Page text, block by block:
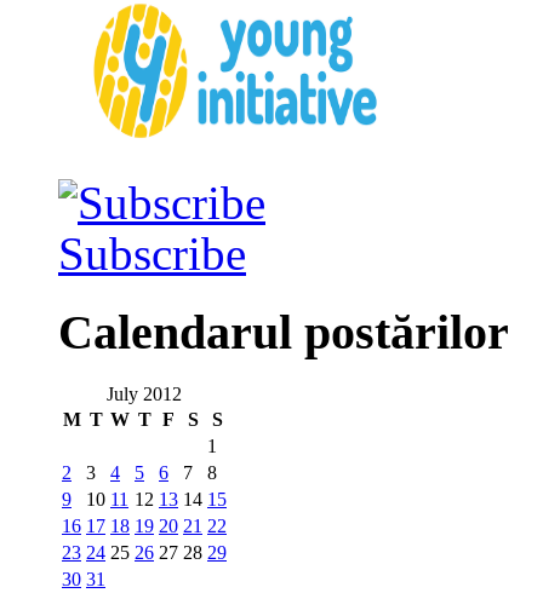
Subscribe
Calendarul postărilor
July 2012
M T W T F S
S
1
2
3 4 5 6 7
8
9
10 11 12 13 14 15
16 17 18 19 20 21 22
23 24 25 26 27 28 29
30 31